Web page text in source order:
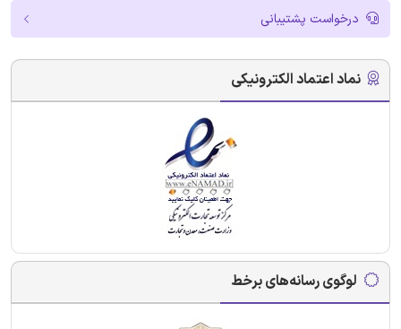
درخواست پشتیبانی
نماد اعتماد الکترونیکی
لوگوی رسانه‌های برخط